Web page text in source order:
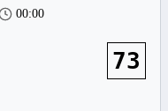
00:00
73